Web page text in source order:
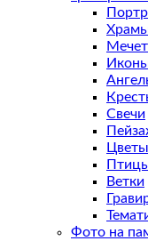
Свечи
Цветы
Ветки
Фото на